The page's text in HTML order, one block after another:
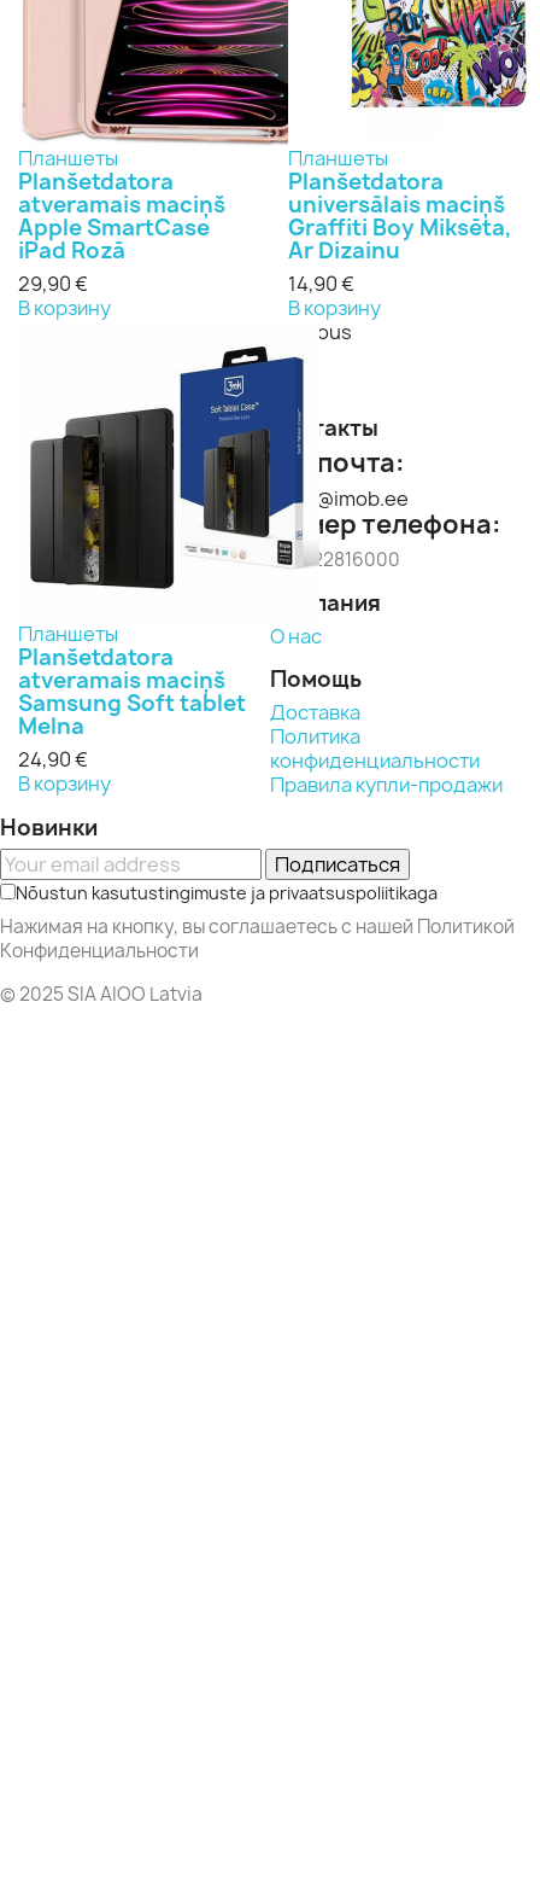
Планшеты
Planšetdatora
atveramais maciņš
Apple SmartCase
iPad Rozā
29,90 €
В корзину
Планшеты
Planšetdatora
universālais maciņš
Graffiti Boy Miksēta,
Ar Dizainu
14,90 €
В корзину
Планшеты
Planšetdatora
atveramais maciņš
Samsung Soft tablet
Melna
24,90 €
В корзину
Previous
Next
Контакты
Эл. почта:
imob@imob.ee
Номер телефона:
+371 22816000
Компания
О нас
Помощь
Доставка
Политика
конфиденциальности
Правила купли-продажи
Новинки
Подписаться
Nõustun kasutustingimuste ja privaatsuspoliitikaga
Нажимая на кнопку, вы соглашаетесь с нашей Политикой
Конфиденциальности
© 2025 SIA AIOO Latvia